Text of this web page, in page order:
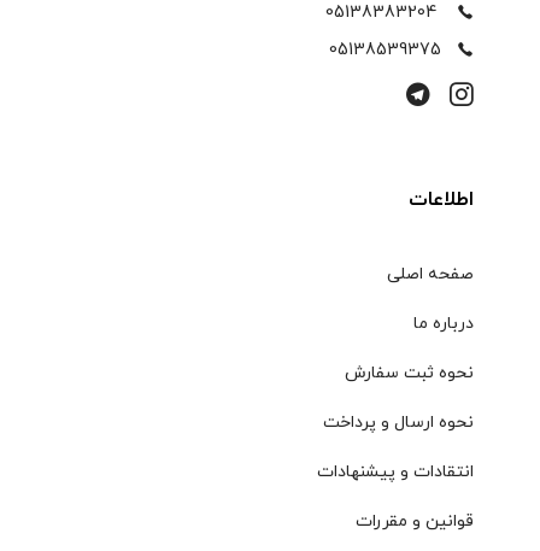
05138383204
05138539375
اطلاعات
صفحه اصلی
درباره ما
نحوه ثبت سفارش
نحوه ارسال و پرداخت
انتقادات و پیشنهادات
قوانین و مقررات